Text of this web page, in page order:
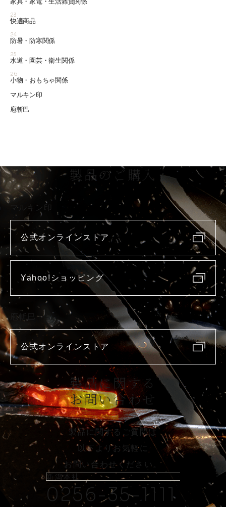
23
快適商品
24
防暑・防寒関係
25
水道・園芸・衛生関係
26
小物・おもちゃ関係
マルキン印
庖斬巴
製品のご購入
マルキン印
公式オンラインストア
Yahoo!ショッピング
庖斬巴
公式オンラインストア
製品に関する
お問い合わせ
製品に関するご質問は
以下よりお気軽に
お問い合わせください。
新潟本社
0256-35-1111